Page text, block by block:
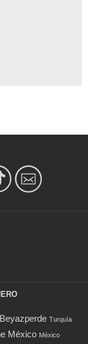
Beyazperde Turquía
México México